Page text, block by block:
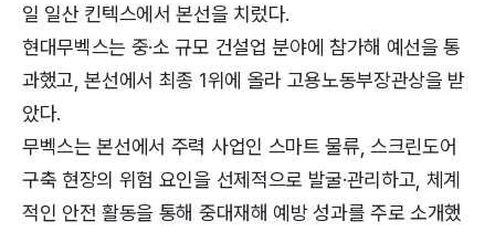
일 일산 킨텍스에서 본선을 치렀다.
현대무벡스는 중·소 규모 건설업 분야에 참가해 예선을 통
과했고, 본선에서 최종 1위에 올라 고용노동부장관상을 받
았다.
무벡스는 본선에서 주력 사업인 스마트 물류, 스크린도어
구축 현장의 위험 요인을 선제적으로 발굴·관리하고, 체계
적인 안전 활동을 통해 중대재해 예방 성과를 주로 소개했